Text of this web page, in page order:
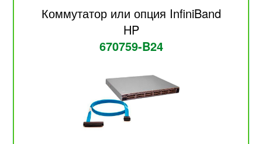
Коммутатор или опция InfiniBand
HP
670759-B24